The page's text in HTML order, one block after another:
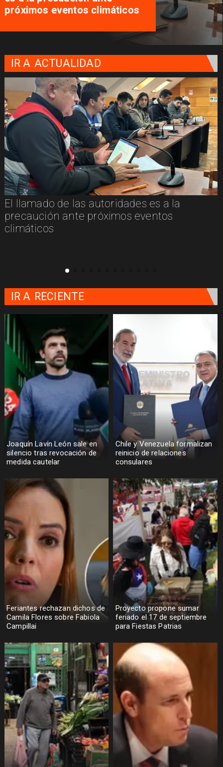
próximos eventos climáticos
IR A ACTUALIDAD
El llamado de las autoridades es a la
precaución ante próximos eventos
climáticos
Joaquín Lavín León sale en
silencio tras revocación de
medida cautelar
Chile y Venezuela formalizan
reinicio de relaciones
consulares
Feriantes rechazan dichos de
Camila Flores sobre Fabiola
Campillai
Proyecto propone sumar
feriado el 17 de septiembre
para Fiestas Patrias
IR A RECIENTE